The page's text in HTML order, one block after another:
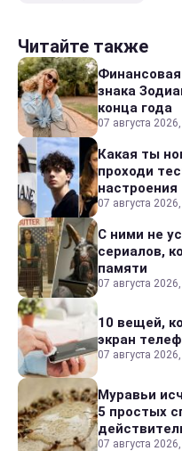
Читайте также
знака
конца года
07 августа
Какая ты
проходи
настроения
07 августа
С ними не
сериалов,
памяти
07 августа
10 вещей,
экран
07 августа
Муравьи
5 простых
07 августа